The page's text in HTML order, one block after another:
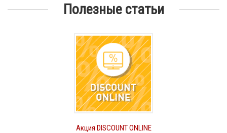
Полезные статьи
Акция DISCOUNT ONLINE